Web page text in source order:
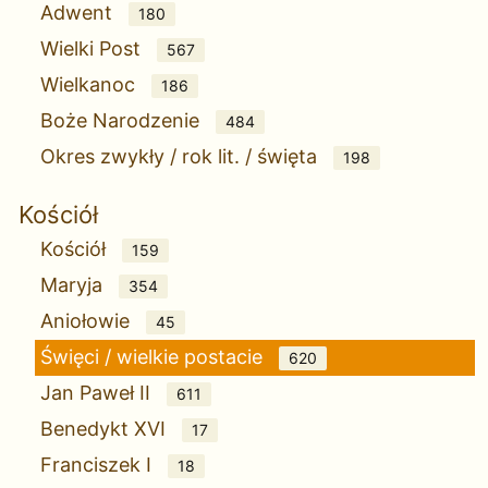
Adwent 180
Wielki Post 567
Wielkanoc 186
Boże Narodzenie 484
Okres zwykły / rok lit. / święta 198
Kościół
Kościół 159
Maryja 354
Aniołowie 45
Święci / wielkie postacie 620
Jan Paweł II 611
Benedykt XVI 17
Franciszek I 18